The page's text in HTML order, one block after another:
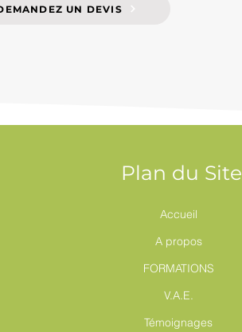
UN DEVIS
Plan du Site
Accueil
A propos
FORMATIONS
V.A.E.
Témoignages